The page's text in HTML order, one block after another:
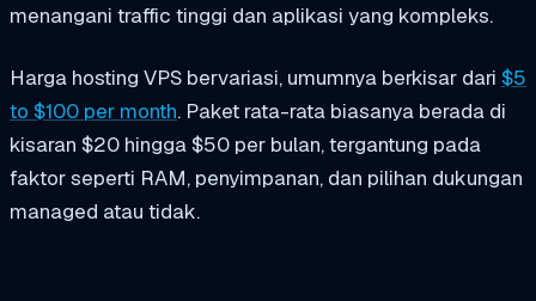
menangani traffic tinggi dan aplikasi yang kompleks.
Harga hosting VPS bervariasi, umumnya berkisar dari $5
to $100 per month. Paket rata-rata biasanya berada di
kisaran $20 hingga $50 per bulan, tergantung pada
faktor seperti RAM, penyimpanan, dan pilihan dukungan
managed atau tidak.